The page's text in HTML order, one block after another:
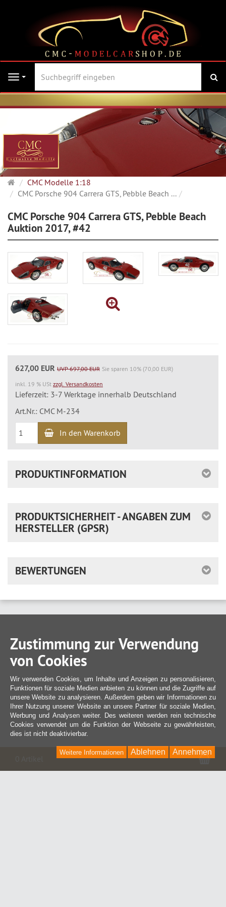
Navigation
Startseite
CMC Modelle 1:18
CMC Porsche 904 Carrera GTS, Pebble Beach ...
CMC Porsche 904 Carrera GTS, Pebble Beach
Auktion 2017, #42
627,00 EUR UVP 697,00 EUR Sie sparen 10% (70,00 EUR)
inkl. 19 % USt zzgl. Versandkosten
Lieferzeit: 3-7 Werktage innerhalb Deutschland
Art.Nr.: CMC M-234
In den Warenkorb
PRODUKTINFORMATION
PRODUKTSICHERHEIT - ANGABEN ZUM
HERSTELLER (GPSR)
BEWERTUNGEN
Zustimmung zur Verwendung
von Cookies
Wir verwenden Cookies, um Inhalte und Anzeigen zu personalisieren,
Funktionen für soziale Medien anbieten zu können und die Zugriffe auf
unsere Website zu analysieren. Außerdem geben wir Informationen zu
Ihrer Nutzung unserer Website an unsere Partner für soziale Medien,
Werbung und Analysen weiter. Des weiteren werden rein technische
Cookies verwendet um die Funktion der Webseite zu gewährleisten,
dies ist nicht deaktivierbar.
Annehmen
Ablehnen
Weitere Informationen